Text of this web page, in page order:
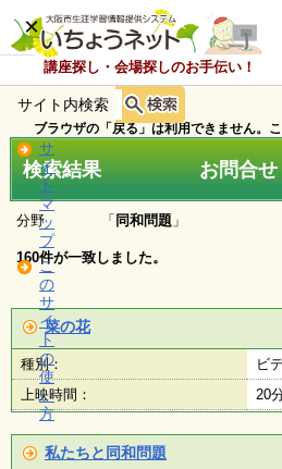
講座探し・会場探しのお手伝い！
×
ホ
ー
ム
お
知
ら
せ
講
座
・
イ
ベ
ン
ト
サイト内検索
サ
イ
ト
マ
ッ
プ
こ
の
サ
イ
ト
の
使
い
方
ブラウザの「戻る」は利用できません。こ
検索結果 お問合せ・ご
分野 「 同和問題 」
160件が一致しました。
菜の花
種別：
ビ
上映時間：
20
私たちと同和問題